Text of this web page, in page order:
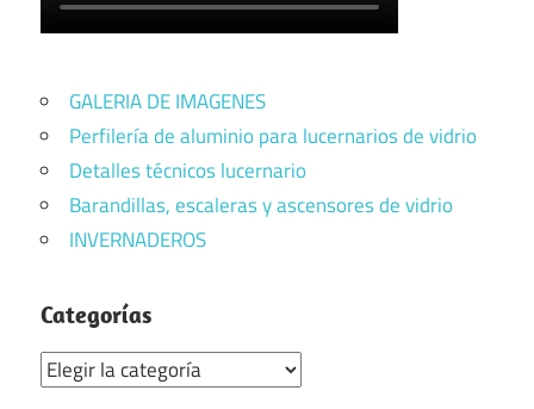
GALERIA DE IMAGENES
Perfilería de aluminio para lucernarios de vidrio
Detalles técnicos lucernario
Barandillas, escaleras y ascensores de vidrio
INVERNADEROS
Categorías
Categorías